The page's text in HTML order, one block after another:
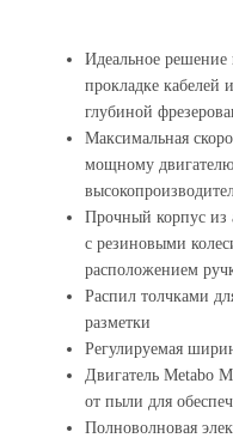
Идеальное решение
прокладке кабелей
глубиной
Максимальная
мощному
Прочный корпус из
с резиновыми
расположением
Распил толчками
разметки
Регулируемая
Двигатель Metabo
от пыли для
Полноволновая